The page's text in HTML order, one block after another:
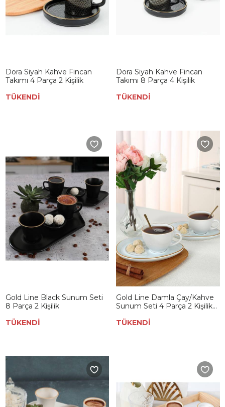
Dora Siyah Kahve Fincan
Takımı 4 Parça 2 Kişilik
TÜKENDİ
Dora Siyah Kahve Fincan
Takımı 8 Parça 4 Kişilik
TÜKENDİ
Gold Line Black Sunum Seti
8 Parça 2 Kişilik
TÜKENDİ
Gold Line Damla Çay/Kahve
Sunum Seti 4 Parça 2 Kişilik
TÜKENDİ